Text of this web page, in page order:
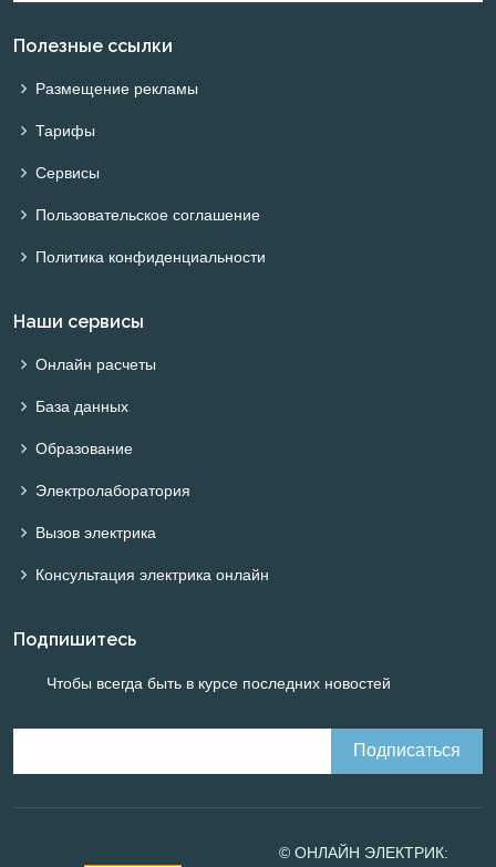
Полезные ссылки
Размещение рекламы
Тарифы
Сервисы
Пользовательское соглашение
Политика конфиденциальности
Наши сервисы
Онлайн расчеты
База данных
Образование
Электролаборатория
Вызов электрика
Консультация электрика онлайн
Подпишитесь
Чтобы всегда быть в курсе последних новостей
© ОНЛАЙН ЭЛЕКТРИК: